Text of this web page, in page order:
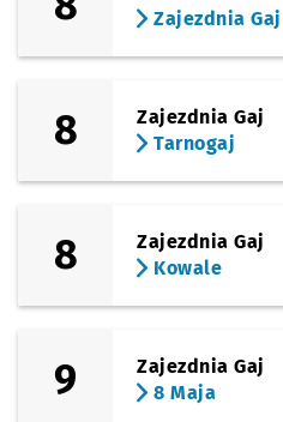
Zajezdnia Gaj
8
Zajezdnia Gaj
Tarnogaj
8
Zajezdnia Gaj
Kowale
9
Zajezdnia Gaj
8 Maja